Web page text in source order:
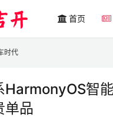
首页
时代
HarmonyOS智
单品